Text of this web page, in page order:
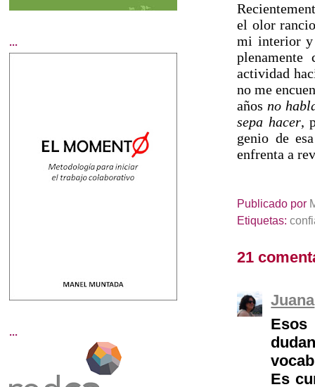
el olor
mi interior y
actividad
no me
años no
sepa hacer,
genio de
enfrenta a
Publicado por
Etiquetas:
21
Juana
Es
...
...